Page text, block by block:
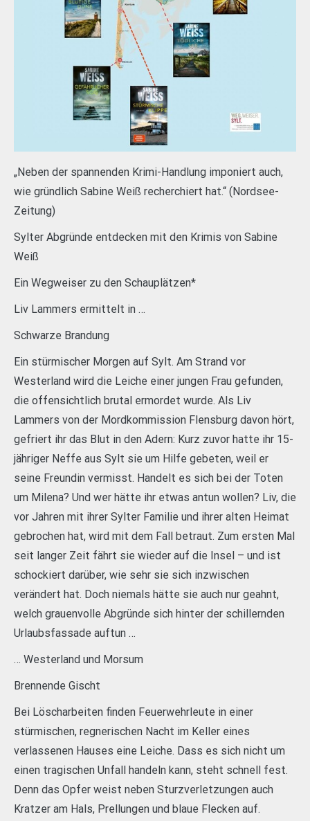
„Neben der spannenden Krimi-Handlung imponiert auch,
wie gründlich Sabine Weiß recherchiert hat.“ (Nordsee-
Zeitung)
Sylter Abgründe entdecken mit den Krimis von Sabine
Weiß
Ein Wegweiser zu den Schauplätzen*
Liv Lammers ermittelt in …
Schwarze Brandung
Ein stürmischer Morgen auf Sylt. Am Strand vor
Westerland wird die Leiche einer jungen Frau gefunden,
die offensichtlich brutal ermordet wurde. Als Liv
Lammers von der Mordkommission Flensburg davon hört,
gefriert ihr das Blut in den Adern: Kurz zuvor hatte ihr 15-
jähriger Neffe aus Sylt sie um Hilfe gebeten, weil er
seine Freundin vermisst. Handelt es sich bei der Toten
um Milena? Und wer hätte ihr etwas antun wollen? Liv, die
vor Jahren mit ihrer Sylter Familie und ihrer alten Heimat
gebrochen hat, wird mit dem Fall betraut. Zum ersten Mal
seit langer Zeit fährt sie wieder auf die Insel – und ist
schockiert darüber, wie sehr sie sich inzwischen
verändert hat. Doch niemals hätte sie auch nur geahnt,
welch grauenvolle Abgründe sich hinter der schillernden
Urlaubsfassade auftun …
… Westerland und Morsum
Brennende Gischt
Bei Löscharbeiten finden Feuerwehrleute in einer
stürmischen, regnerischen Nacht im Keller eines
verlassenen Hauses eine Leiche. Dass es sich nicht um
einen tragischen Unfall handeln kann, steht schnell fest.
Denn das Opfer weist neben Sturzverletzungen auch
Kratzer am Hals, Prellungen und blaue Flecken auf.